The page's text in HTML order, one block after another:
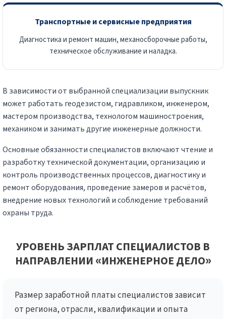
Транспортные и сервисные предприятия
Диагностика и ремонт машин, механосборочные работы,
техническое обслуживание и наладка.
В зависимости от выбранной специализации выпускник
может работать геодезистом, гидравликом, инженером,
мастером производства, технологом машиностроения,
механиком и занимать другие инженерные должности.
Основные обязанности специалистов включают чтение и
разработку технической документации, организацию и
контроль производственных процессов, диагностику и
ремонт оборудования, проведение замеров и расчётов,
внедрение новых технологий и соблюдение требований
охраны труда.
УРОВЕНЬ ЗАРПЛАТ СПЕЦИАЛИСТОВ В
НАПРАВЛЕНИИ «ИНЖЕНЕРНОЕ ДЕЛО»
Размер заработной платы специалистов зависит
от региона, отрасли, квалификации и опыта